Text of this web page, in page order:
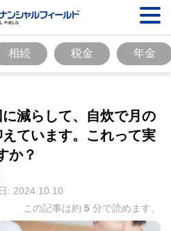
相続 税金 年金
減らして、自炊で月の
ています。これって実
か？
: 2024.10.10
この記事は約 5 分で読めます。